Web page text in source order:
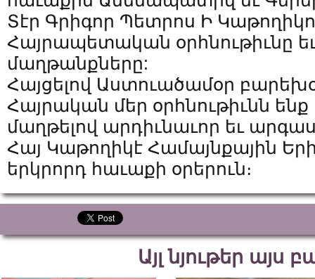
Տէր Գրիգոր Պետրոս Ի
Հայրապետական օրհնութիւնը
մաղթանքները:
Հայցելով Աստուածամօր
Հայրական մեր օրհնութիւնն
մաղթելով արդիւնաւոր եւ
Հայ Կաթողիկէ Համայնքային
երկրորդ հաւաքի օրերուն։
Այլ նյութեր այս